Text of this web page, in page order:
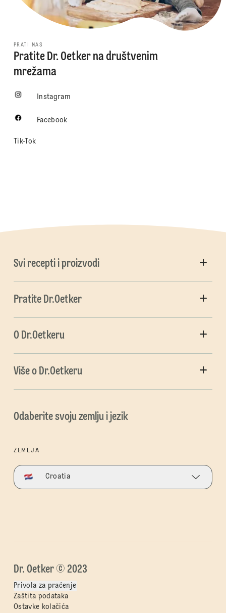
PRATI NAS
Pratite Dr. Oetker na društvenim
mrežama
Instagram
Facebook
Tik-Tok
Svi recepti i proizvodi
Pratite Dr.Oetker
O Dr.Oetkeru
Više o Dr.Oetkeru
Odaberite svoju zemlju i jezik
ZEMLJA
Croatia
Dr. Oetker © 2023
Privola za praćenje
Zaštita podataka
Ostavke kolačića